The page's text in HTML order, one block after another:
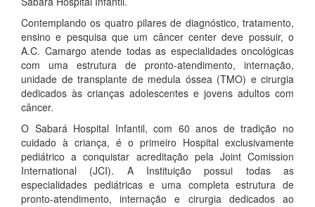
Contemplando os quatro pilares de diagnóstico, tratamento,
ensino e pesquisa que um câncer center deve possuir, o
A.C. Camargo atende todas as especialidades oncológicas
com uma estrutura de pronto-atendimento, internação,
unidade de transplante de medula óssea (TMO) e cirurgia
dedicados às crianças adolescentes e jovens adultos com
câncer.
O Sabará Hospital Infantil, com 60 anos de tradição no
cuidado à criança, é o primeiro Hospital exclusivamente
pediátrico a conquistar acreditação pela Joint Comission
International (JCI). A Instituição possui todas as
especialidades pediátricas e uma completa estrutura de
pronto-atendimento, internação e cirurgia dedicados ao